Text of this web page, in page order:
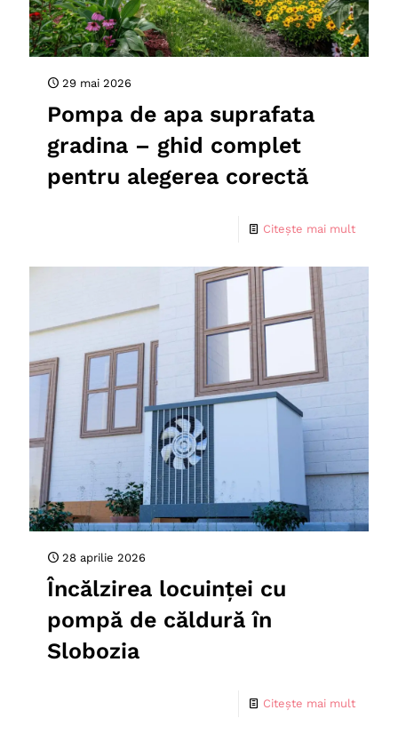
29 mai 2026
Pompa de apa suprafata
gradina – ghid complet
pentru alegerea corectă
Citește mai mult
28 aprilie 2026
Încălzirea locuinței cu
pompă de căldură în
Slobozia
Citește mai mult